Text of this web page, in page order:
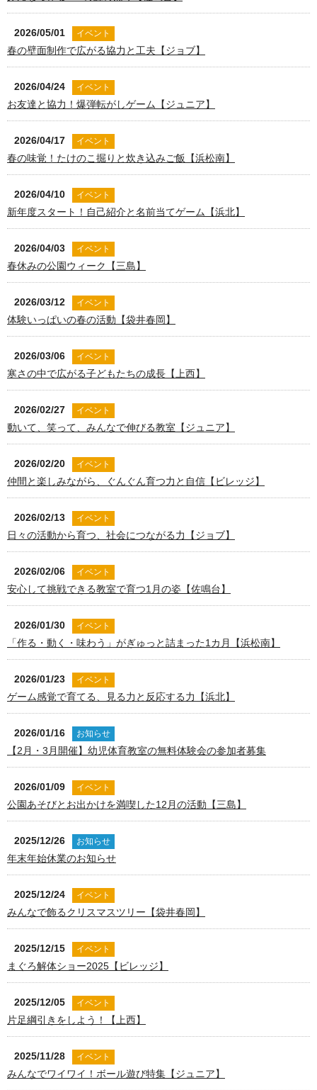
2026/05/01 イベント
春の壁面制作で広がる協力と工夫【ジョブ】
2026/04/24 イベント
お友達と協力！爆弾転がしゲーム【ジュニア】
2026/04/17 イベント
春の味覚！たけのこ掘りと炊き込みご飯【浜松南】
2026/04/10 イベント
新年度スタート！自己紹介と名前当てゲーム【浜北】
2026/04/03 イベント
春休みの公園ウィーク【三島】
2026/03/12 イベント
体験いっぱいの春の活動【袋井春岡】
2026/03/06 イベント
寒さの中で広がる子どもたちの成長【上西】
2026/02/27 イベント
動いて、笑って、みんなで伸びる教室【ジュニア】
2026/02/20 イベント
仲間と楽しみながら、ぐんぐん育つ力と自信【ビレッジ】
2026/02/13 イベント
日々の活動から育つ、社会につながる力【ジョブ】
2026/02/06 イベント
安心して挑戦できる教室で育つ1月の姿【佐鳴台】
2026/01/30 イベント
「作る・動く・味わう」がぎゅっと詰まった1カ月【浜松南】
2026/01/23 イベント
ゲーム感覚で育てる、見る力と反応する力【浜北】
2026/01/16 お知らせ
【2月・3月開催】幼児体育教室の無料体験会の参加者募集
2026/01/09 イベント
公園あそびとお出かけを満喫した12月の活動【三島】
2025/12/26 お知らせ
年末年始休業のお知らせ
2025/12/24 イベント
みんなで飾るクリスマスツリー【袋井春岡】
2025/12/15 イベント
まぐろ解体ショー2025【ビレッジ】
2025/12/05 イベント
片足綱引きをしよう！【上西】
2025/11/28 イベント
みんなでワイワイ！ボール遊び特集【ジュニア】